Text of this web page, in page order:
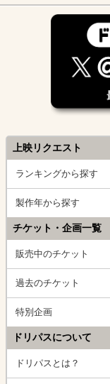
上映リクエスト
ランキングから探す
製作年から探す
チケット・企画一覧
販売中のチケット
過去のチケット
特別企画
ドリパスについて
ドリパスとは？